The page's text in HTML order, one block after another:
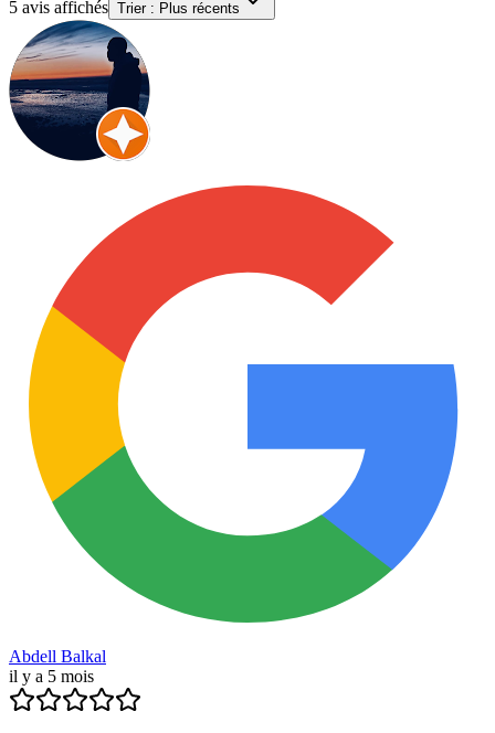
5 avis affichés Trier : Plus récents
Abdell Balkal
il y a 5 mois